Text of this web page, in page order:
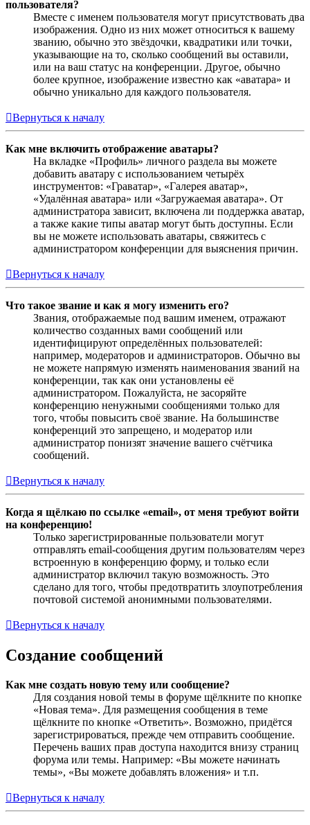
пользователя?
Вместе с именем пользователя могут присутствовать два
изображения. Одно из них может относиться к вашему
званию, обычно это звёздочки, квадратики или точки,
указывающие на то, сколько сообщений вы оставили,
или на ваш статус на конференции. Другое, обычно
более крупное, изображение известно как «аватара» и
обычно уникально для каждого пользователя.
Вернуться к началу
Как мне включить отображение аватары?
На вкладке «Профиль» личного раздела вы можете
добавить аватару с использованием четырёх
инструментов: «Граватар», «Галерея аватар»,
«Удалённая аватара» или «Загружаемая аватара». От
администратора зависит, включена ли поддержка аватар,
а также какие типы аватар могут быть доступны. Если
вы не можете использовать аватары, свяжитесь с
администратором конференции для выяснения причин.
Вернуться к началу
Что такое звание и как я могу изменить его?
Звания, отображаемые под вашим именем, отражают
количество созданных вами сообщений или
идентифицируют определённых пользователей:
например, модераторов и администраторов. Обычно вы
не можете напрямую изменять наименования званий на
конференции, так как они установлены её
администратором. Пожалуйста, не засоряйте
конференцию ненужными сообщениями только для
того, чтобы повысить своё звание. На большинстве
конференций это запрещено, и модератор или
администратор понизят значение вашего счётчика
сообщений.
Вернуться к началу
Когда я щёлкаю по ссылке «email», от меня требуют войти
на конференцию!
Только зарегистрированные пользователи могут
отправлять email-сообщения другим пользователям через
встроенную в конференцию форму, и только если
администратор включил такую возможность. Это
сделано для того, чтобы предотвратить злоупотребления
почтовой системой анонимными пользователями.
Вернуться к началу
Создание сообщений
Как мне создать новую тему или сообщение?
Для создания новой темы в форуме щёлкните по кнопке
«Новая тема». Для размещения сообщения в теме
щёлкните по кнопке «Ответить». Возможно, придётся
зарегистрироваться, прежде чем отправить сообщение.
Перечень ваших прав доступа находится внизу страниц
форума или темы. Например: «Вы можете начинать
темы», «Вы можете добавлять вложения» и т.п.
Вернуться к началу